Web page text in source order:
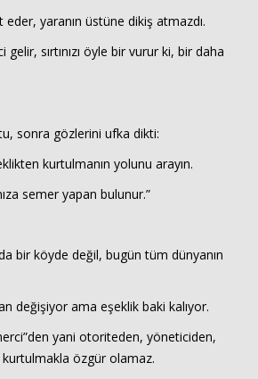
yaranın üstüne dikiş atmazdı.
gelir, sırtınızı öyle bir vurur ki, bir daha
sonra gözlerini ufka dikti:
kurtulmanın yolunu arayın.
semer yapan bulunur.”
bir köyde değil, bugün tüm dünyanın
değişiyor ama eşeklik baki kalıyor.
yani otoriteden, yöneticiden,
özgür olamaz.